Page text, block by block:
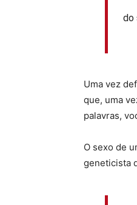
do
Uma vez
que, uma
palavras,
O sexo de
geneticista